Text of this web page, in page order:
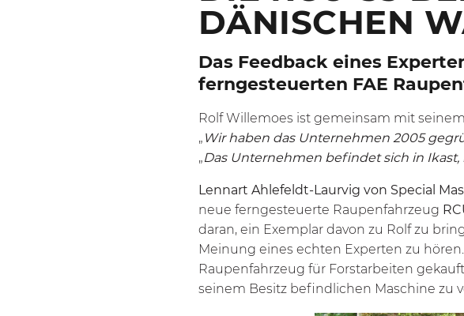
DÄNISCHEN
Das Feedback eines
ferngesteuerten FAE
Rolf Willemoes ist gemeinsam mit
„ Wir haben das Unternehmen 2005
„Das Unternehmen befindet sich in
Lennart Ahlefeldt-Laurvig von Special
neue ferngesteuerte Raupenfahrzeug
daran, ein Exemplar davon zu Rolf zu
Meinung eines echten Experten zu
Raupenfahrzeug für Forstarbeiten
seinem Besitz befindlichen Maschine zu